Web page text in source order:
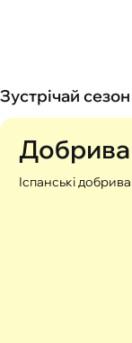
Зустрічай
Іспанські